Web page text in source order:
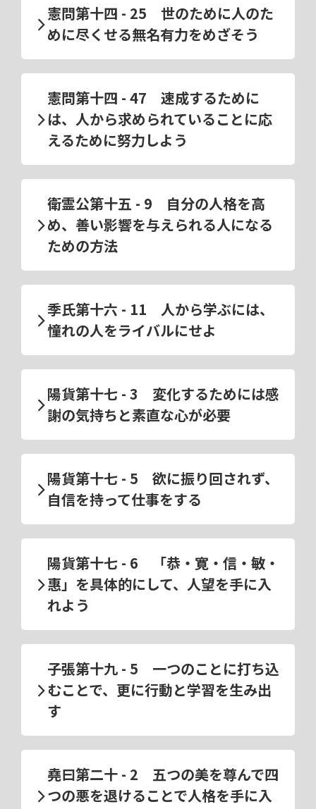
憲問第十四 - 25 世のために人のた
めに尽くせる無名有力をめざそう
憲問第十四 - 47 速成するために
は、人から求められていることに応
えるために努力しよう
衛霊公第十五 - 9 自分の人格を高
め、善い影響を与えられる人になる
ための方法
季氏第十六 - 11 人から学ぶには、
憧れの人をライバルにせよ
陽貨第十七 - 3 変化するためには感
謝の気持ちと素直な心が必要
陽貨第十七 - 5 欲に振り回されず、
自信を持って仕事をする
陽貨第十七 - 6 「恭・寛・信・敏・
惠」を具体的にして、人望を手に入
れよう
子張第十九 - 5 一つのことに打ち込
むことで、更に行動と学習を生み出
す
堯曰第二十 - 2 五つの美を尊んで四
つの悪を退けることで人格を手に入